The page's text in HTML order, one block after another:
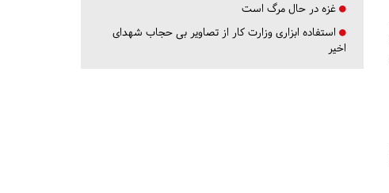
غزه در حال مرگ است
استفاده ابزاری وزارت کار از تصاویر بی حجاب شهدای
اخیر